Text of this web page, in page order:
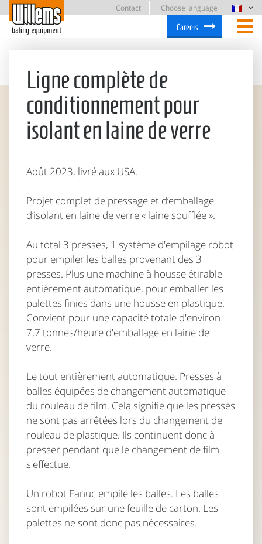
Contact
Choose language
Careers
Ligne complète de
conditionnement pour
isolant en laine de verre
Août 2023, livré aux USA.
Projet complet de pressage et d’emballage
d’isolant en laine de verre « laine soufflée ».
Au total 3 presses, 1 système d'empilage robot
pour empiler les balles provenant des 3
presses. Plus une machine à housse étirable
entièrement automatique, pour emballer les
palettes finies dans une housse en plastique.
Convient pour une capacité totale d'environ
7,7 tonnes/heure d'emballage en laine de
verre.
Le tout entièrement automatique. Presses à
balles équipées de changement automatique
du rouleau de film. Cela signifie que les presses
ne sont pas arrêtées lors du changement de
rouleau de plastique. Ils continuent donc à
presser pendant que le changement de film
s'effectue.
Un robot Fanuc empile les balles. Les balles
sont empilées sur une feuille de carton. Les
palettes ne sont donc pas nécessaires.